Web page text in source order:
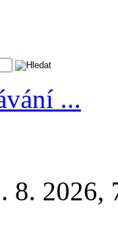
...
8. 2026,